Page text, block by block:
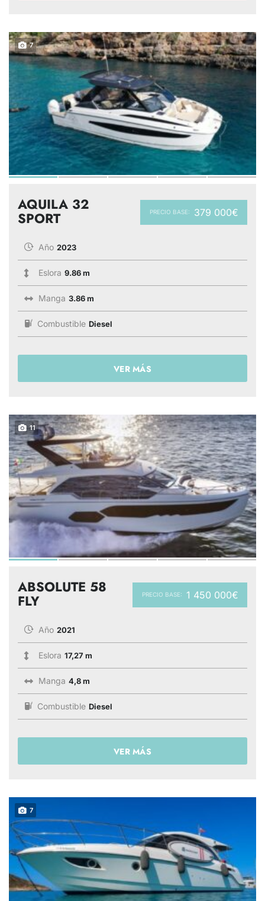
7
PRECIO BASE: 379 000€
AQUILA 32
SPORT
Año 2023
Eslora 9.86 m
Manga 3.86 m
Combustible Diesel
VER MÁS
11
PRECIO BASE: 1 450 000€
ABSOLUTE 58
FLY
Año 2021
Eslora 17,27 m
Manga 4,8 m
Combustible Diesel
VER MÁS
7